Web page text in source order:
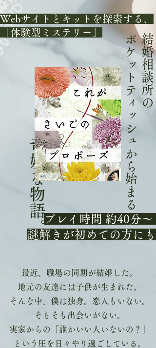
奇妙な物語。プレイ時間 約40分〜
謎解きが初めての方にも
Webサイトとキットを探索する、
「体験型ミステリー」
最近、職場の同期が結婚した。
地元の友達には子供が生まれた。
そんな中、僕は独身。恋人もいない。
そもそも出会いがない。
実家からの「誰かいい人いないの？」
という圧を日々やり過ごしている。
結婚相談所の
ポケットティッシュから始まる